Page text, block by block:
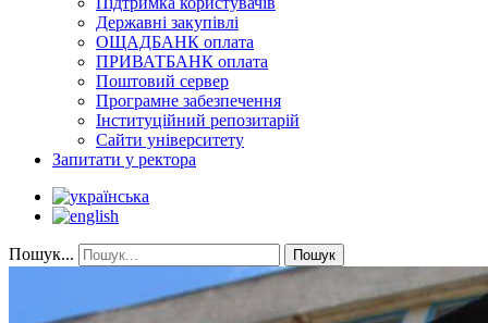
Державні закупівлі
ОЩАДБАНК оплата
ПРИВАТБАНК оплата
Поштовий сервер
Програмне забезпечення
Інституційний репозитарій
Сайти університету
Запитати у ректора
Пошук... Пошук